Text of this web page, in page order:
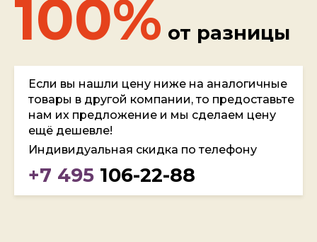
100% от разницы
Если вы нашли цену ниже на аналогичные
товары в другой компании, то предоставьте
нам их предложение и мы сделаем цену
ещё дешевле!
Индивидуальная скидка по телефону
+7 495 106-22-88